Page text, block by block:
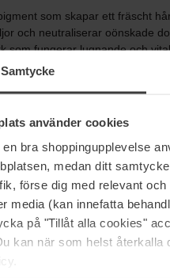
Samtycke
använder cookies
en bra shoppingupplevelse
medan ditt
förse dig med relevant
media (kan innefatta
på "Tillåt alla cookies"
kan när som helst
som skapar ett fräscht
och neutraliserar oönskade
som fungerar lugnande och
inslag av vattenmelon.